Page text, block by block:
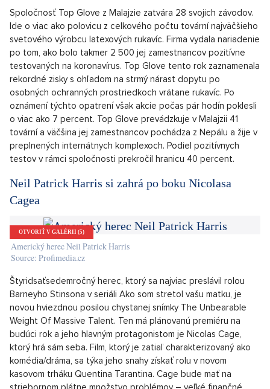
Pronájem bytu 3+kk, Praha Vinohrady - 156, Praha 3SHOW PROPERTY
Najväčší svetový výrobca latexových rukavíc
zatvára továrne
OTVORIŤ V GALÉRII (5)
Žena s rukavicemi a rouškou
Source: Freepik.com/prostooleh
Spoločnosť Top Glove z Malajzie zatvára 28 svojich závodov.
Ide o viac ako polovicu z celkového počtu tovární najväčšieho
svetového výrobcu latexových rukavíc. Firma vydala nariadenie
po tom, ako bolo takmer 2 500 jej zamestnancov pozitívne
testovaných na koronavírus. Top Glove tento rok zaznamenala
rekordné zisky s ohľadom na strmý nárast dopytu po
osobných ochranných prostriedkoch vrátane rukavíc. Po
oznámení týchto opatrení však akcie počas pár hodín poklesli
tovární a väčšina jej zamestnancov pochádza z Nepálu a žije v
preplnených internátnych komplexoch. Podiel pozitívnych
testov v rámci spoločnosti prekročil hranicu 40 percent.
Neil Patrick Harris si zahrá po boku Nicolasa
Cagea
OTVORIŤ V GALÉRII (5)